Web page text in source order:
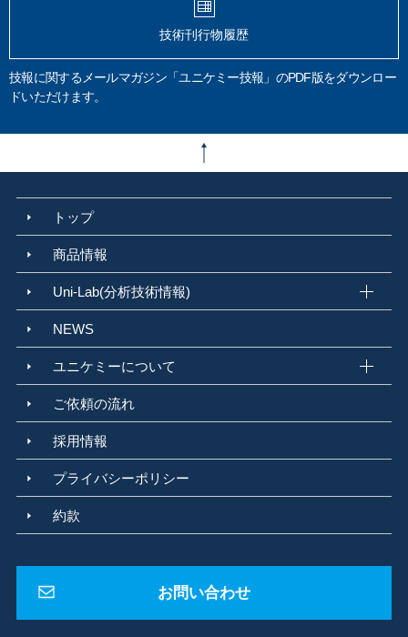
技術刊行物履歴
技報に関するメールマガジン「ユニケミー技報」のPDF版をダウンロー
ドいただけます。
トップ
商品情報
Uni-Lab(分析技術情報)
NEWS
ユニケミーについて
ご依頼の流れ
採用情報
プライバシーポリシー
約款
お問い合わせ